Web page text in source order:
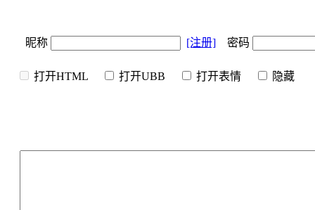
昵称 [注册] 密码
打开HTML 打开UBB 打开表情 隐